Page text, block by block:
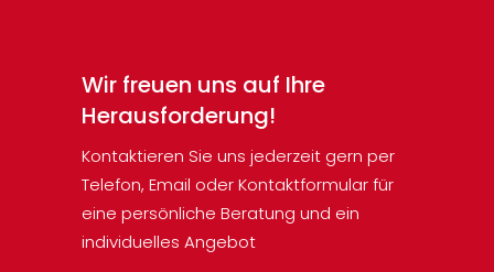
Wir freuen uns auf Ihre
Herausforderung!
Kontaktieren Sie uns jederzeit gern per
Telefon, Email oder Kontaktformular für
eine persönliche Beratung und ein
individuelles Angebot